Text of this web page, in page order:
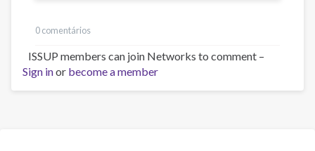
0 comentários
ISSUP members can join Networks to comment –
Sign inor become a member